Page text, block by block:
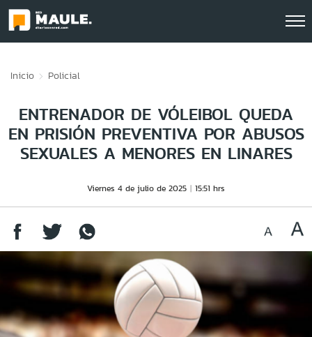
Inicio Policial
ENTRENADOR DE VÓLEIBOL QUEDA
EN PRISIÓN PREVENTIVA POR ABUSOS
SEXUALES A MENORES EN LINARES
Viernes 4 de julio de 2025 15:51 hrs